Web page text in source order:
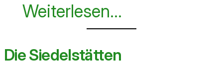
Weiterlesen…
Die Siedelstätten